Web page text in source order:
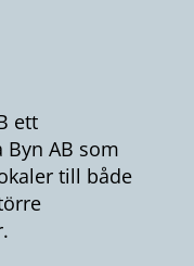
ett
AB som
till både